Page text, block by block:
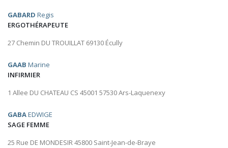
GABARD Regis
ERGOTHÉRAPEUTE
27 Chemin DU TROUILLAT 69130 Écully
GAAB Marine
INFIRMIER
1 Allee DU CHATEAU CS 45001 57530 Ars-Laquenexy
GABAEDWIGE
SAGE FEMME
25 Rue DE MONDESIR 45800 Saint-Jean-de-Braye